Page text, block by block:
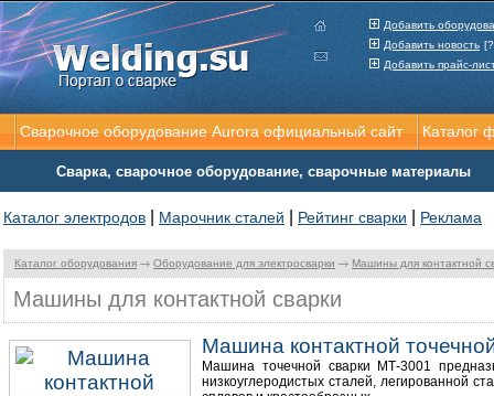
Каталог оборудования Оборудование для электросварки Машины для контактной
Машины для контактной сварки
Машина контактной
Машина точечной сварки МТ-3001
низкоуглеродистых сталей, легированной
Сварочное оборудование Aurora официальный сайт Каталог
Сварка, сварочное оборудование, сварочные материалы
Каталог электродов Марочник сталей Рейтинг сварки Реклама
Добавить
Добавить новость
Добавить прайс-